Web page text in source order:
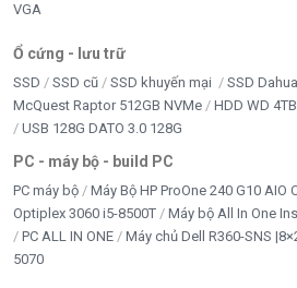
VGA
Ổ cứng - lưu trữ
SSD SSD cũ SSD khuyến mại SSD
McQuest Raptor 512GB NVMe
HDD WD
USB 128G DATO 3.0 128G
PC - máy bộ - build PC
PC máy bộ Máy Bộ HP ProOne 240 G10 AIO
Optiplex 3060 i5-8500T
Máy bộ All In One
PC ALL IN ONE
Máy chủ Dell R360-SNS
5070